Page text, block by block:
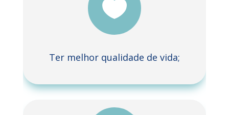

Ter melhor qualidade de vida;